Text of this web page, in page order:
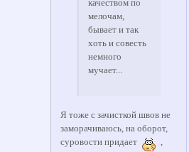
качеством по
мелочам,
бывает и так
хоть и совесть
немного
мучает...
Я тоже с зачисткой швов не
заморачиваюсь, на оборот,
суровости придает